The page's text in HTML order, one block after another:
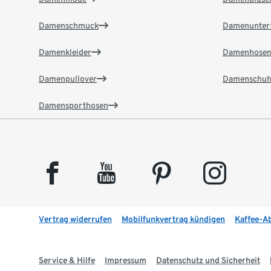
Damenschmuck
Damenkleider
Damenpullover
Damensporthosen
Damenhosen
facebook youtube pinterest instagram
Vertrag widerrufen Mobilfunkvertrag kündigen Kaffee-
Service & Hilfe Impressum Datenschutz und Sicherheit